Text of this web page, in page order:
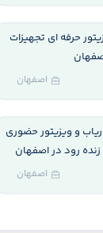
حرفه ای تجهیزات
اصفهان
و ویزیتور حضوری
رود در اصفهان
اصفهان